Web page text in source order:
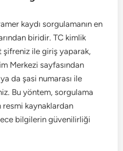
kaydı sorgulamanın en
biridir. TC kimlik
şifreniz ile giriş yaparak,
Merkezi sayfasından
da şasi numarası ile
Bu yöntem, sorgulama
resmi kaynaklardan
bilgilerin güvenilirliği